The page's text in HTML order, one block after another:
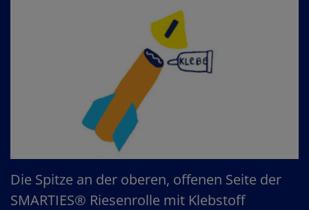
Die Spitze an der oberen, offenen Seite der
SMARTIES® Riesenrolle mit Klebstoff